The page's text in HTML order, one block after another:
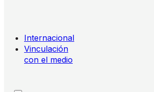
Internacional
Vinculación
con el medio